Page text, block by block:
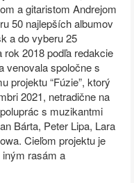
a gitaristom Andrejom
50 najlepších albumov
a do vyberu 25
2018 podľa redakcie
venovala spoločne s
projektu “Fúzie”, ktorý
2021, netradične na
s muzikantmi
Bárta, Peter Lipa, Lara
Cieľom projektu je
iným rasám a